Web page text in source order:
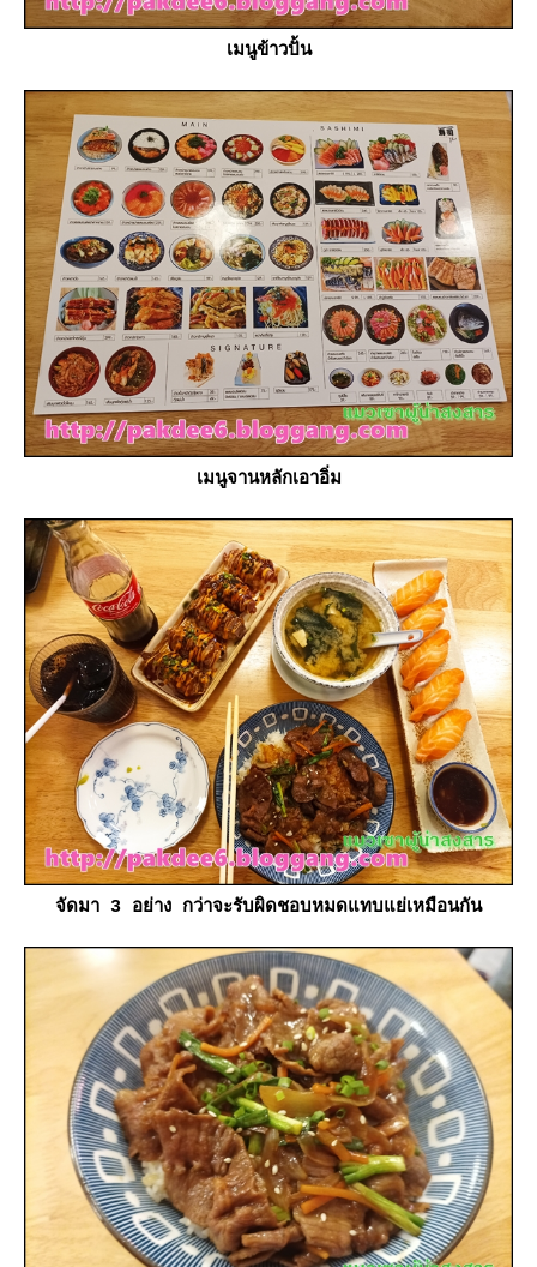
เมนูข้าวปั้น
เมนูจานหลักเอาอิ่ม
จัดมา 3 อย่าง กว่าจะรับผิดชอบหมดแทบแย่เหมือนกัน